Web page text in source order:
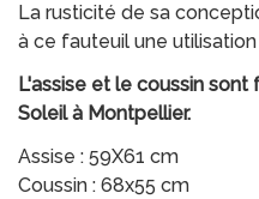
La rusticité de sa
à ce fauteuil une
L'assise et le coussin
Soleil à Montpellier.
Assise : 59X61 cm
Coussin : 68x55 cm